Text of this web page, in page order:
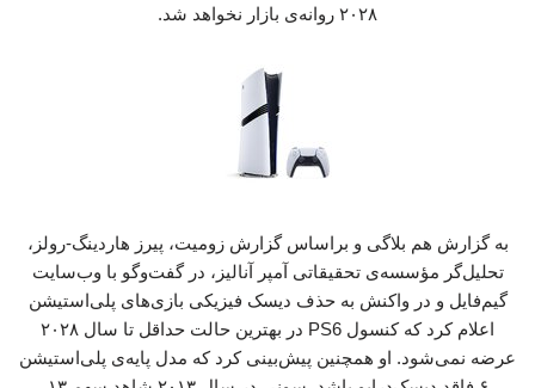
۲۰۲۸ روانه‌ی بازار نخواهد شد.
به گزارش هم بلاگی و براساس گزارش زومیت، پیرز هاردینگ-رولز،
تحلیل‌گر مؤسسه‌ی تحقیقاتی آمپر آنالیز، در گفت‌وگو با وب‌سایت
گیم‌فایل و در واکنش به حذف دیسک فیزیکی بازی‌های پلی‌استیشن
اعلام کرد که کنسول PS6 در بهترین حالت حداقل تا سال ۲۰۲۸
عرضه نمی‌شود. او همچنین پیش‌بینی کرد که مدل پایه‌ی پلی‌استیشن